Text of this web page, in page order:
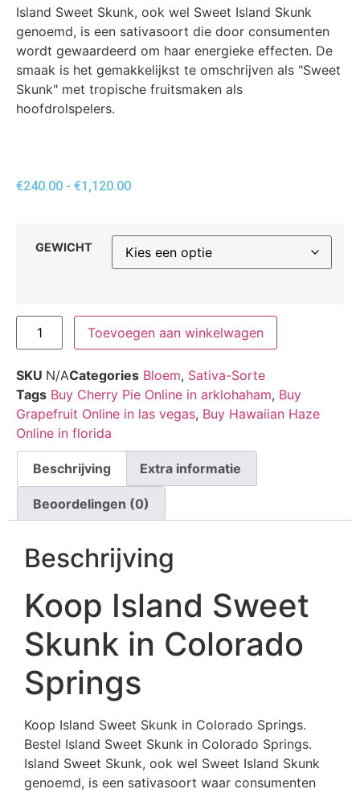
Island Sweet Skunk, ook wel Sweet Island Skunk
genoemd, is een sativasoort die door consumenten
wordt gewaardeerd om haar energieke effecten. De
smaak is het gemakkelijkst te omschrijven als "Sweet
Skunk" met tropische fruitsmaken als
hoofdrolspelers.
€240.00 - €1,120.00
GEWICHT
Toevoegen aan winkelwagen
SKU N/ACategories Bloem, Sativa-Sorte
Tags Buy Cherry Pie Online in arklohaham, Buy
Grapefruit Online in las vegas, Buy Hawaiian Haze
Online in florida
Beschrijving Extra informatie
Beoordelingen (0)
Beschrijving
Koop Island Sweet
Skunk in Colorado
Springs
Koop Island Sweet Skunk in Colorado Springs.
Bestel Island Sweet Skunk in Colorado Springs.
Island Sweet Skunk, ook wel Sweet Island Skunk
genoemd, is een sativasoort waar consumenten